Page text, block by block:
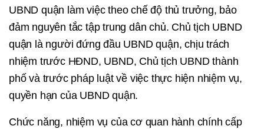
UBND quận làm việc theo chế độ thủ trưởng, bảo
đảm nguyên tắc tập trung dân chủ. Chủ tịch UBND
quận là người đứng đầu UBND quận, chịu trách
nhiệm trước HĐND, UBND, Chủ tịch UBND thành
phố và trước pháp luật về việc thực hiện nhiệm vụ,
quyền hạn của UBND quận.
Chức năng, nhiệm vụ của cơ quan hành chính cấp